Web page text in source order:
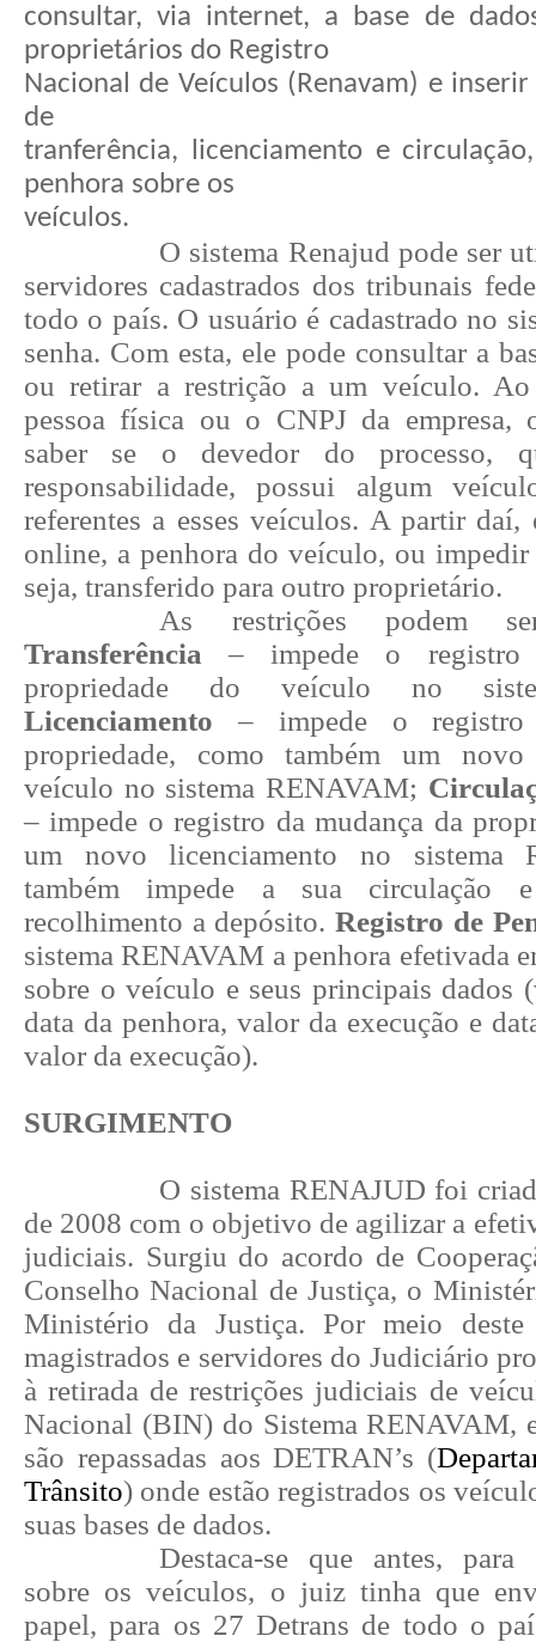
consultar, via internet, a base de
proprietários do Registro
Nacional de Veículos (Renavam) e
de
tranferência, licenciamento e
penhora sobre os
veículos.
O sistema Renajud pode ser
servidores cadastrados dos tribunais
todo o país. O usuário é cadastrado no
senha. Com esta, ele pode consultar a
ou retirar a restrição a um veículo.
pessoa física ou o CNPJ da empresa,
saber se o devedor do processo,
responsabilidade, possui algum
referentes a esses veículos. A partir
online, a penhora do veículo, ou
seja, transferido para outro proprietário.
As restrições podem
Transferência– impede o registro
propriedade do veículo no
Licenciamento– impede o
propriedade, como também um
veículo no sistema RENAVAM;
– impede o registro da mudança da
um novo licenciamento no sistema
também impede a sua circulação
recolhimento a depósito.Registro de
sistema RENAVAM a penhora efetivada
sobre o veículo e seus principais dados
data da penhora, valor da execução e
valor da execução).
SURGIMENTO
O sistema RENAJUD foi
de 2008 com o objetivo de agilizar a
judiciais. Surgiu do acordo de
Conselho Nacional de Justiça, o
Ministério da Justiça. Por meio
magistrados e servidores do Judiciário
à retirada de restrições judiciais de
Nacional (BIN) do Sistema RENAVAM,
são repassadas aos DETRAN’s (
Trânsito) onde estão registrados os
suas bases de dados.
Destaca-se que antes, para
sobre os veículos, o juiz tinha que
papel, para os 27 Detrans de todo o